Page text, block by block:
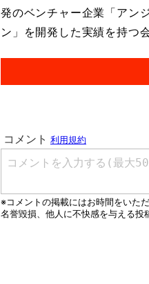
発のベンチャー企業「アン
ン」を開発した実績を持つ